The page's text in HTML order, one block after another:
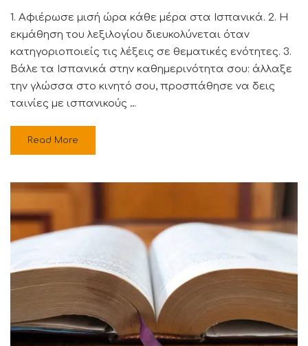
1. Αφιέρωσε μισή ώρα κάθε μέρα στα Ισπανικά. 2. Η
εκμάθηση του λεξιλογίου διευκολύνεται όταν
κατηγοριοποιείς τις λέξεις σε θεματικές ενότητες. 3.
Βάλε τα Ισπανικά στην καθημερινότητα σου: άλλαξε
την γλώσσα στο κινητό σου, προσπάθησε να δεις
ταινίες με ισπανικούς …
Read More